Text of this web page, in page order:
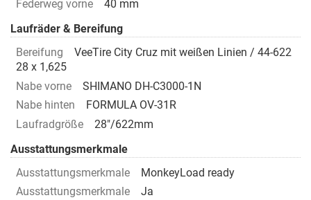
Federweg vorne
40 mm
Laufräder & Bereifung
Bereifung
VeeTire City Cruz mit weißen Linien / 44-622
28 x 1,625
Nabe vorne
SHIMANO DH-C3000-1N
Nabe hinten
FORMULA OV-31R
Laufradgröße
28"/622mm
Ausstattungsmerkmale
Ausstattungsmerkmale
MonkeyLoad ready
Ausstattungsmerkmale
Ja